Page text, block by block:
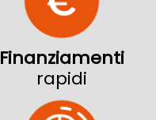
Finanziamenti
rapidi